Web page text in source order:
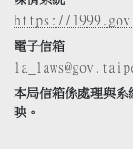
https://
電子信箱
本局信箱係處理與系
映。